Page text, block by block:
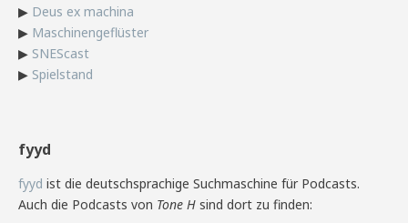
▶ Deus ex machina
▶ Maschinengeflüster
▶ SNEScast
▶ Spielstand
fyyd
fyyd ist die deutschsprachige Suchmaschine für Podcasts.
Auch die Podcasts von Tone H sind dort zu finden: